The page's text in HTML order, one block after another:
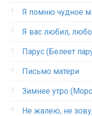
Я помню чудное
Я вас любил,
Парус (Белеет
Письмо матери
Зимнее утро
Не жалею, не